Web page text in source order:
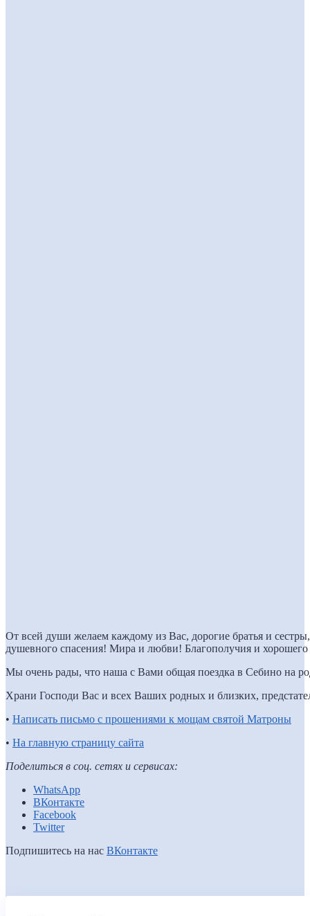
От всей души желаем каждому из Вас, дорогие братья и
душевного спасения! Мира и любви! Благополучия и хорошего
Мы очень рады, что наша с Вами общая поездка в Себино на
Храни Господи Вас и всех Ваших родных и близких,
• Написать письмо с прошениями к мощам святой Матроны
• На главную страницу сайта
Поделиться в соц. сетях и сервисах:
WhatsApp
ВКонтакте
Facebook
Twitter
Подпишитесь на нас ВКонтакте